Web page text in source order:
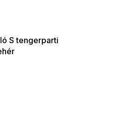
S tengerparti